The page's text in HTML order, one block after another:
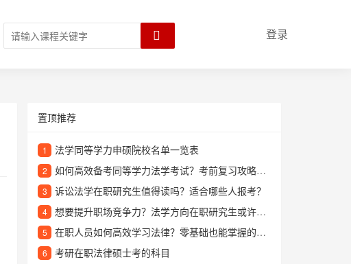
登录
置顶推荐
1 法学同等学力申硕院校名单一览表
2 如何高效备考同等学力法学考试？考前复习攻略全解析
3 诉讼法学在职研究生值得读吗？适合哪些人报考？
4 想要提升职场竞争力？法学方向在职研究生或许是个好选择
5 在职人员如何高效学习法律？零基础也能掌握的专业指南
6 考研在职法律硕士考的科目